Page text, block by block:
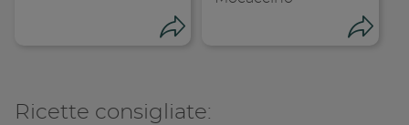
Ricette consigliate: